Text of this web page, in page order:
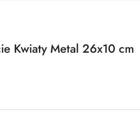
Kwiaty Metal 26x10 cm